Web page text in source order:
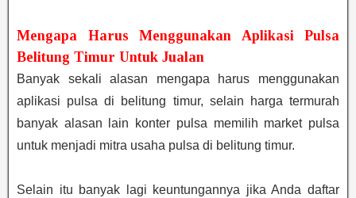
Mengapa Harus Menggunakan Aplikasi Pulsa
Belitung Timur Untuk Jualan
Banyak sekali alasan mengapa harus menggunakan
aplikasi pulsa di belitung timur, selain harga termurah
banyak alasan lain konter pulsa memilih market pulsa
untuk menjadi mitra usaha pulsa di belitung timur.
Selain itu banyak lagi keuntungannya jika Anda daftar